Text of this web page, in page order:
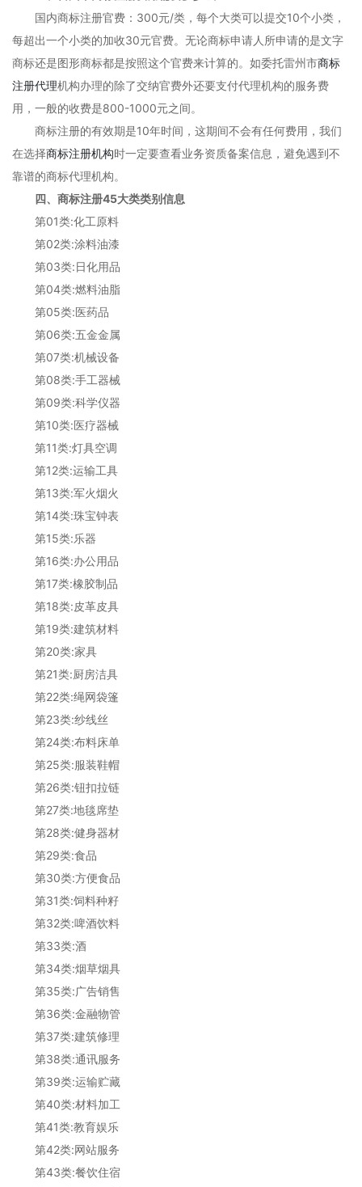
国内商标注册官费：300元/类，每个大类可以提交10个小类，
每超出一个小类的加收30元官费。无论商标申请人所申请的是文字
商标还是图形商标都是按照这个官费来计算的。如委托雷州市商标
注册代理机构办理的除了交纳官费外还要支付代理机构的服务费
用，一般的收费是800-1000元之间。
商标注册的有效期是10年时间，这期间不会有任何费用，我们
在选择商标注册机构时一定要查看业务资质备案信息，避免遇到不
靠谱的商标代理机构。
四、商标注册45大类类别信息
第01类:化工原料
第02类:涂料油漆
第03类:日化用品
第04类:燃料油脂
第05类:医药品
第06类:五金金属
第07类:机械设备
第08类:手工器械
第09类:科学仪器
第10类:医疗器械
第11类:灯具空调
第12类:运输工具
第13类:军火烟火
第14类:珠宝钟表
第15类:乐器
第16类:办公用品
第17类:橡胶制品
第18类:皮革皮具
第19类:建筑材料
第20类:家具
第21类:厨房洁具
第22类:绳网袋篷
第23类:纱线丝
第24类:布料床单
第25类:服装鞋帽
第26类:钮扣拉链
第27类:地毯席垫
第28类:健身器材
第29类:食品
第30类:方便食品
第31类:饲料种籽
第32类:啤酒饮料
第33类:酒
第34类:烟草烟具
第35类:广告销售
第36类:金融物管
第37类:建筑修理
第38类:通讯服务
第39类:运输贮藏
第40类:材料加工
第41类:教育娱乐
第42类:网站服务
第43类:餐饮住宿